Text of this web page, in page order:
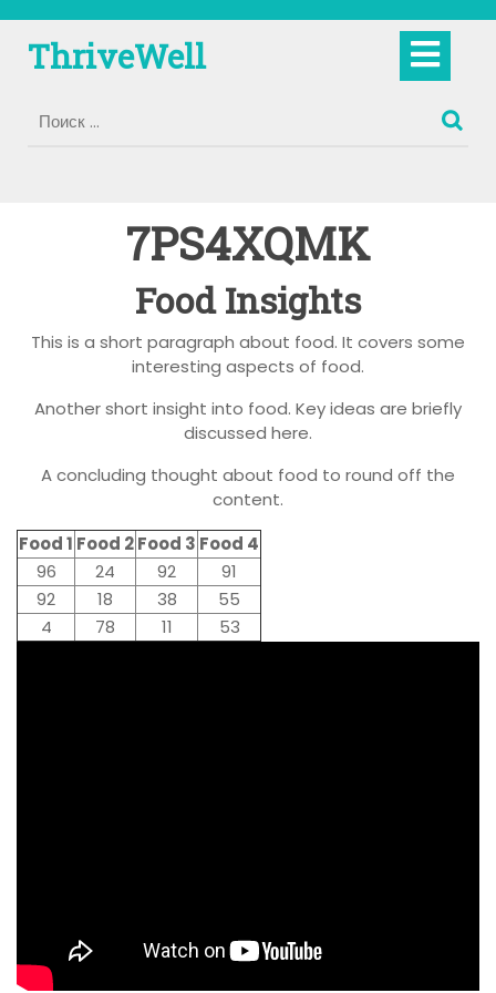
содержимому
ThriveWell
7PS4XQMK
Food Insights
This is a short paragraph about food. It covers some
interesting aspects of food.
Another short insight into food. Key ideas are briefly
discussed here.
A concluding thought about food to round off the
content.
Food 1 Food 2Food 3 Food 4
96
24 92
91
92
18 38
55
4
78 11 53